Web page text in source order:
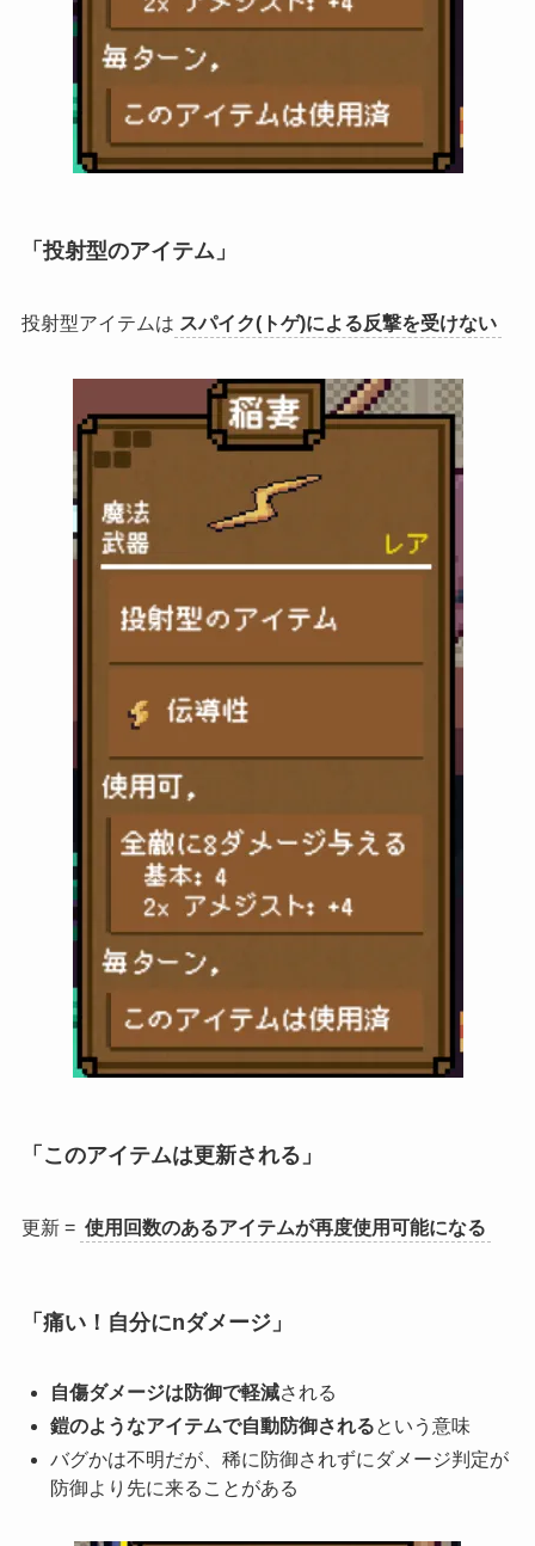
「投射型のアイテム」
投射型アイテムは スパイク(トゲ)による反撃を受けない
「このアイテムは更新される」
更新 = 使用回数のあるアイテムが再度使用可能になる
「痛い！自分にnダメージ」
自傷ダメージは防御で軽減される
鎧のようなアイテムで自動防御されるという意味
バグかは不明だが、稀に防御されずにダメージ判定が
防御より先に来ることがある